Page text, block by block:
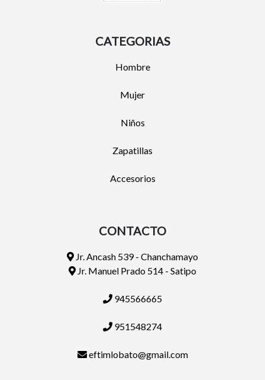
CATEGORIAS
Hombre
Mujer
Niños
Zapatillas
Accesorios
CONTACTO
Jr. Ancash 539 - Chanchamayo
Jr. Manuel Prado 514 - Satipo
945566665
951548274
eftimlobato@gmail.com